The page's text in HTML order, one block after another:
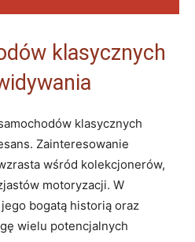
klasycznych
klasycznych
Zainteresowanie
wśród kolekcjonerów,
motoryzacji. W
bogatą​ historią oraz
wielu potencjalnych